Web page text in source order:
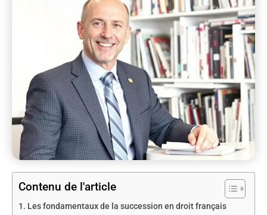
Contenu de l'article
Les fondamentaux de la succession en droit français